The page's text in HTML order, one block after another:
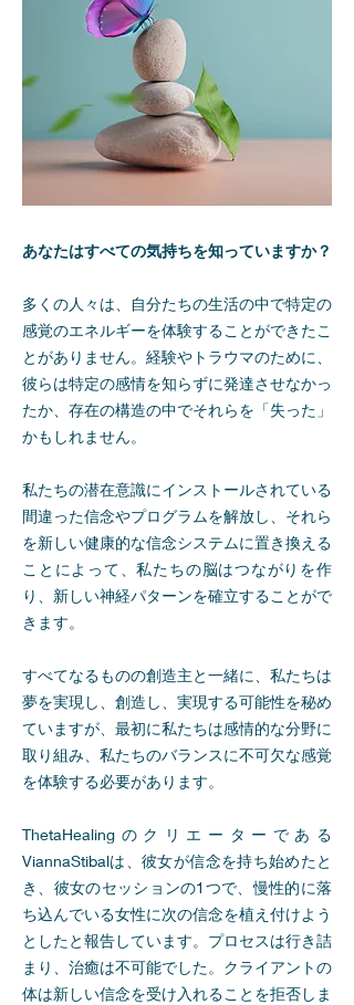
あなたはすべての気持ちを知っていますか？
多くの人々は、自分たちの生活の中で特定の
感覚のエネルギーを体験することができたこ
とがありません。経験やトラウマのために、
彼らは特定の感情を知らずに発達させなかっ
たか、存在の構造の中でそれらを「失った」
かもしれません。
私たちの潜在意識にインストールされている
間違った信念やプログラムを解放し、それら
を新しい健康的な信念システムに置き換える
ことによって、私たちの脳はつながりを作
り、新しい神経パターンを確立することがで
きます。
すべてなるものの創造主と一緒に、私たちは
夢を実現し、創造し、実現する可能性を秘め
ていますが、最初に私たちは感情的な分野に
取り組み、私たちのバランスに不可欠な感覚
を体験する必要があります。
ThetaHealingのクリエーターである
ViannaStibalは、彼女が信念を持ち始めたと
き、彼女のセッションの1つで、慢性的に落
ち込んでいる女性に次の信念を植え付けよう
としたと報告しています。プロセスは行き詰
まり、治癒は不可能でした。クライアントの
体は新しい信念を受け入れることを拒否しま